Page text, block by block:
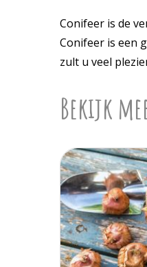
Conifeer is de
Conifeer is een
zult u veel
Bekijk